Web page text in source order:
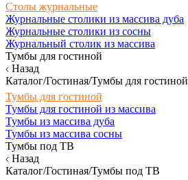
Столы журнальные
Журнальные столики из массива дуба
Журнальные столики из сосны
Журнальный столик из массива
Тумбы для гостиной
Назад
Каталог/Гостиная/Тумбы для гостиной
Тумбы для гостиной
Тумбы для гостиной из массива
Тумбы из массива дуба
Тумбы из массива сосны
Тумбы под ТВ
Назад
Каталог/Гостиная/Тумбы под ТВ